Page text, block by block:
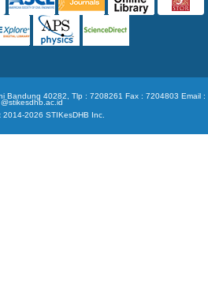
Bandung 40282, Tlp : 7208261 Fax : 7204803 Email :
@stikesdhb.ac.id
2014-2026 STIKesDHB Inc.